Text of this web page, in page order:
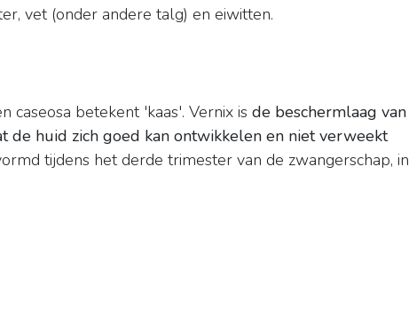
vet (onder andere talg) en eiwitten.
caseosa betekent 'kaas'. Vernix is de beschermlaag van
de huid zich goed kan ontwikkelen en niet verweekt
tijdens het derde trimester van de zwangerschap, in